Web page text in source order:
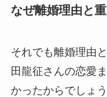
なぜ離婚理由と
それでも離婚理由
田龍征さんの恋愛
かったからでしょう